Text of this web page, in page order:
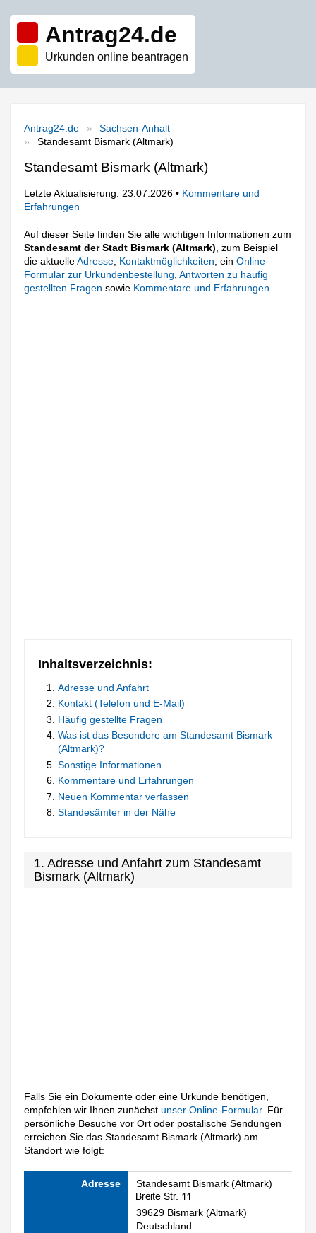
Antrag24.de
Urkunden online beantragen
Antrag24.de
Sachsen-Anhalt
Standesamt Bismark (Altmark)
Standesamt Bismark (Altmark)
Letzte Aktualisierung: 23.07.2026 • Kommentare und
Erfahrungen
Auf dieser Seite finden Sie alle wichtigen Informationen zum
Standesamt der Stadt Bismark (Altmark) , zum Beispiel
die aktuelleAdresse Kontaktmöglichkeiten , einOnline-
Formular zur Urkundenbestellung ,Antworten zu häufig
gestellten Fragen sowie Kommentare und Erfahrungen
Inhaltsverzeichnis:
Adresse und Anfahrt
Kontakt (Telefon und E-Mail)
Häufig gestellte Fragen
Was ist das Besondere am Standesamt Bismark
(Altmark)?
Sonstige Informationen
Kommentare und Erfahrungen
Neuen Kommentar verfassen
Standesämter in der Nähe
1. Adresse und Anfahrt zum Standesamt
Bismark (Altmark)
Falls Sie ein Dokumente oder eine Urkunde benötigen,
empfehlen wir Ihnen zunächstunser Online-Formular. Für
persönliche Besuche vor Ort oder postalische Sendungen
erreichen Sie das Standesamt Bismark (Altmark) am
Standort wie folgt:
Adresse Standesamt Bismark (Altmark)
39629 Bismark (Altmark)
Deutschland